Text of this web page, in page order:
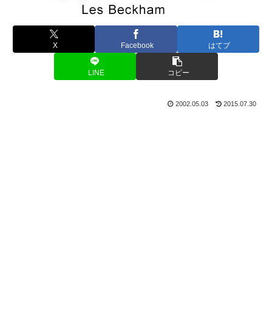
X Facebook はてブ
LINE コピー
2002.05.03 2015.07.30